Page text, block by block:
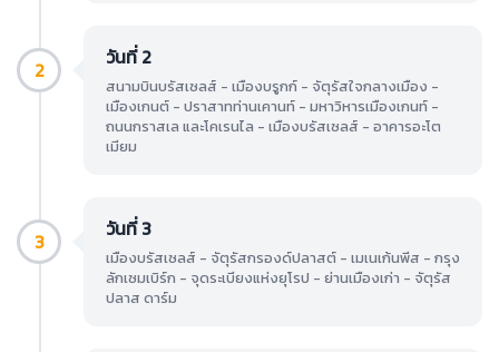
2 วันที่ 2
สนามบินบรัสเซลส์ - เมืองบรูกก์ - จัตุรัสใจกลางเมือง -
เมืองเกนต์ - ปราสาทท่านเคานท์ - มหาวิหารเมืองเกนท์ -
ถนนกราสเล และโคเรนไล - เมืองบรัสเซลส์ - อาคารอะโต
เมียม
3 วันที่ 3
เมืองบรัสเซลส์ - จัตุรัสกรองด์ปลาสต์ - เมเนเก้นพีส - กรุง
ลักเซมเบิร์ก - จุดระเบียงแห่งยุโรป - ย่านเมืองเก่า - จัตุรัส
ปลาส ดาร์ม